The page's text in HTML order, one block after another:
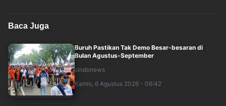
Baca Juga
Buruh Pastikan Tak Demo Besar-besaran di
Bulan Agustus-September
sindonews
Kamis, 6 Agustus 2026 - 06:42